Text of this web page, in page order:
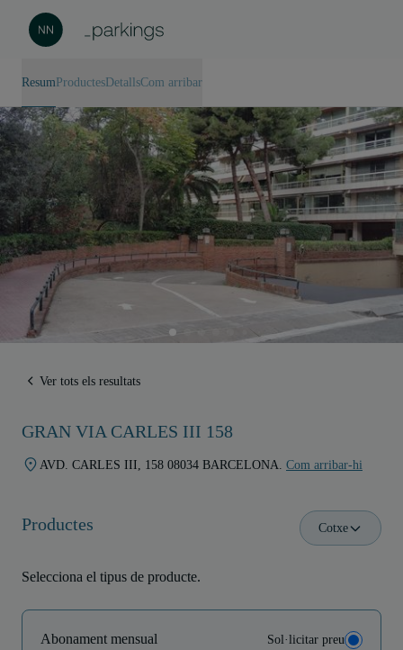
Resum Productes DetallsCom arribar
Ver tots els resultats
GRAN VIA CARLES III 158
AVD. CARLES III, 158 08034 BARCELONA. Com arribar-hi
Productes
Selecciona el tipus de producte.
Cotxe
Abonament mensual Sol·licitar preu